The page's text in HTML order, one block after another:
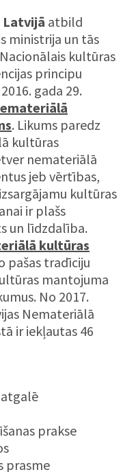
Latvijā atbild
ministrija un tās
kultūras
principu
gada 29.
. Likums paredz
kultūras
nemateriālā
jeb vērtības,
kultūras
ir plašs
un līdzdalība.
kultūras
pašas tradīciju
mantojuma
No 2017.
Nemateriālā
ir iekļautas 46
prakse
prasme